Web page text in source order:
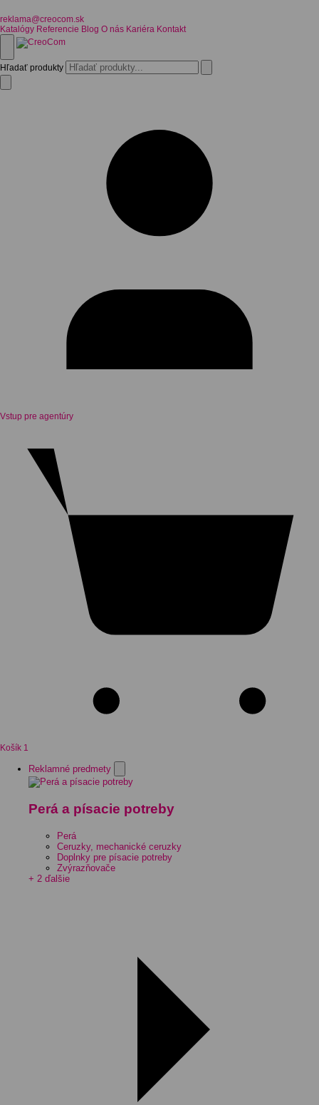
reklama@creocom.sk
Katalógy Referencie Blog O nás Kariéra Kontakt
Hľadať produkty
Vstup pre agentúry
Košík 1
Reklamné predmety
Perá a písacie potreby
Perá
Ceruzky, mechanické ceruzky
Doplnky pre písacie potreby
Zvýrazňovače
+ 2 ďalšie